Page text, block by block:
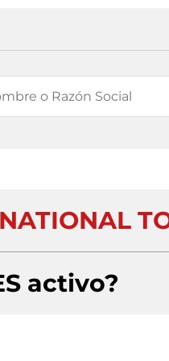
NATIONAL
activo?